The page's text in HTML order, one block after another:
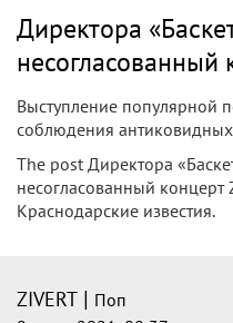
Директора
несогласованный
Выступление популярной
соблюдения
The post Директора
несогласованный
Краснодарские известия.
ZIVERT | Поп